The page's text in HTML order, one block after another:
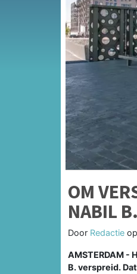
OM
NABIL B.
Door Redactie op
AMSTERDAM -
B. verspreid.